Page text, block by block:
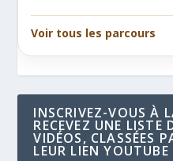
Voir tous les parcours
INSCRIVEZ-VOUS À
RECEVEZ UNE LISTE
VIDÉOS, CLASSÉES
LEUR LIEN YOUTUBE